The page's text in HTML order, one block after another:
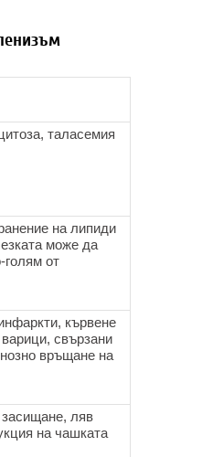
таласемия
на липиди
може да
голям от
кървене
свързани
връщане на
ляв
на чашката